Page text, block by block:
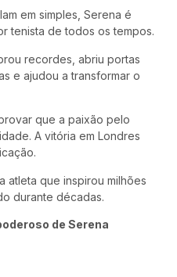
em simples, Serena é
tenista de todos os tempos.
recordes, abriu portas
e ajudou a transformar o
que a paixão pelo
A vitória em Londres
atleta que inspirou milhões
durante décadas.
de Serena